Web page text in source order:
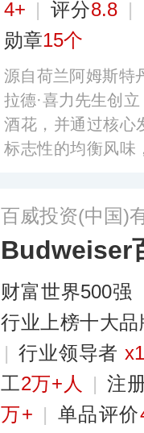
4+ | 评分8.8 |
勋章15个
源自荷兰阿姆斯特
拉德·喜力先生创
酒花，并通过核心
标志性的均衡风味
百威投资(中国)
Budweiser
财富世界500强
行业上榜十大品
| 行业领导者
工2万+人 | 注
万+ | 单品评价